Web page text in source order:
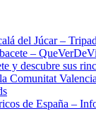
del Júcar –
–
y descubre sus
Comunitat
de España –